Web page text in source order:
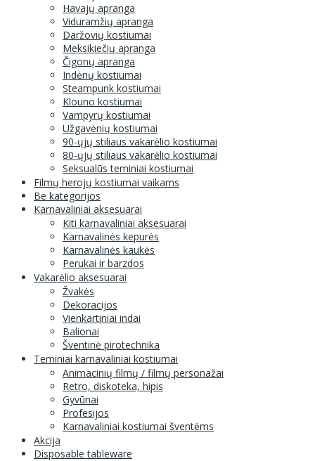
Havajų apranga
Viduramžių apranga
Daržovių kostiumai
Meksikiečių apranga
Čigonų apranga
Indėnų kostiumai
Steampunk kostiumai
Klouno kostiumai
Vampyrų kostiumai
Užgavėnių kostiumai
90-ųjų stiliaus vakarėlio kostiumai
80-ųjų stiliaus vakarėlio kostiumai
Seksualūs teminiai kostiumai
Filmų herojų kostiumai vaikams
Be kategorijos
Karnavaliniai aksesuarai
Kiti karnavaliniai aksesuarai
Karnavalinės kepurės
Karnavalinės kaukės
Perukai ir barzdos
Vakarėlio aksesuarai
Žvakės
Dekoracijos
Vienkartiniai indai
Balionai
Šventinė pirotechnika
Teminiai karnavaliniai kostiumai
Animacinių filmų / filmų personažai
Retro, diskoteka, hipis
Gyvūnai
Profesijos
Karnavaliniai kostiumai šventėms
Akcija
Disposable tableware